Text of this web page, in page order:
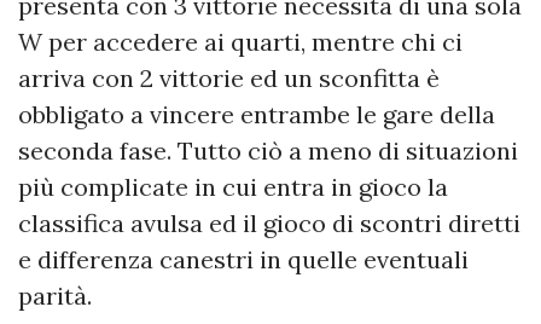
W per accedere ai quarti, mentre chi ci
arriva con 2 vittorie ed un sconfitta è
obbligato a vincere entrambe le gare della
seconda fase. Tutto ciò a meno di situazioni
più complicate in cui entra in gioco la
classifica avulsa ed il gioco di scontri diretti
e differenza canestri in quelle eventuali
parità.